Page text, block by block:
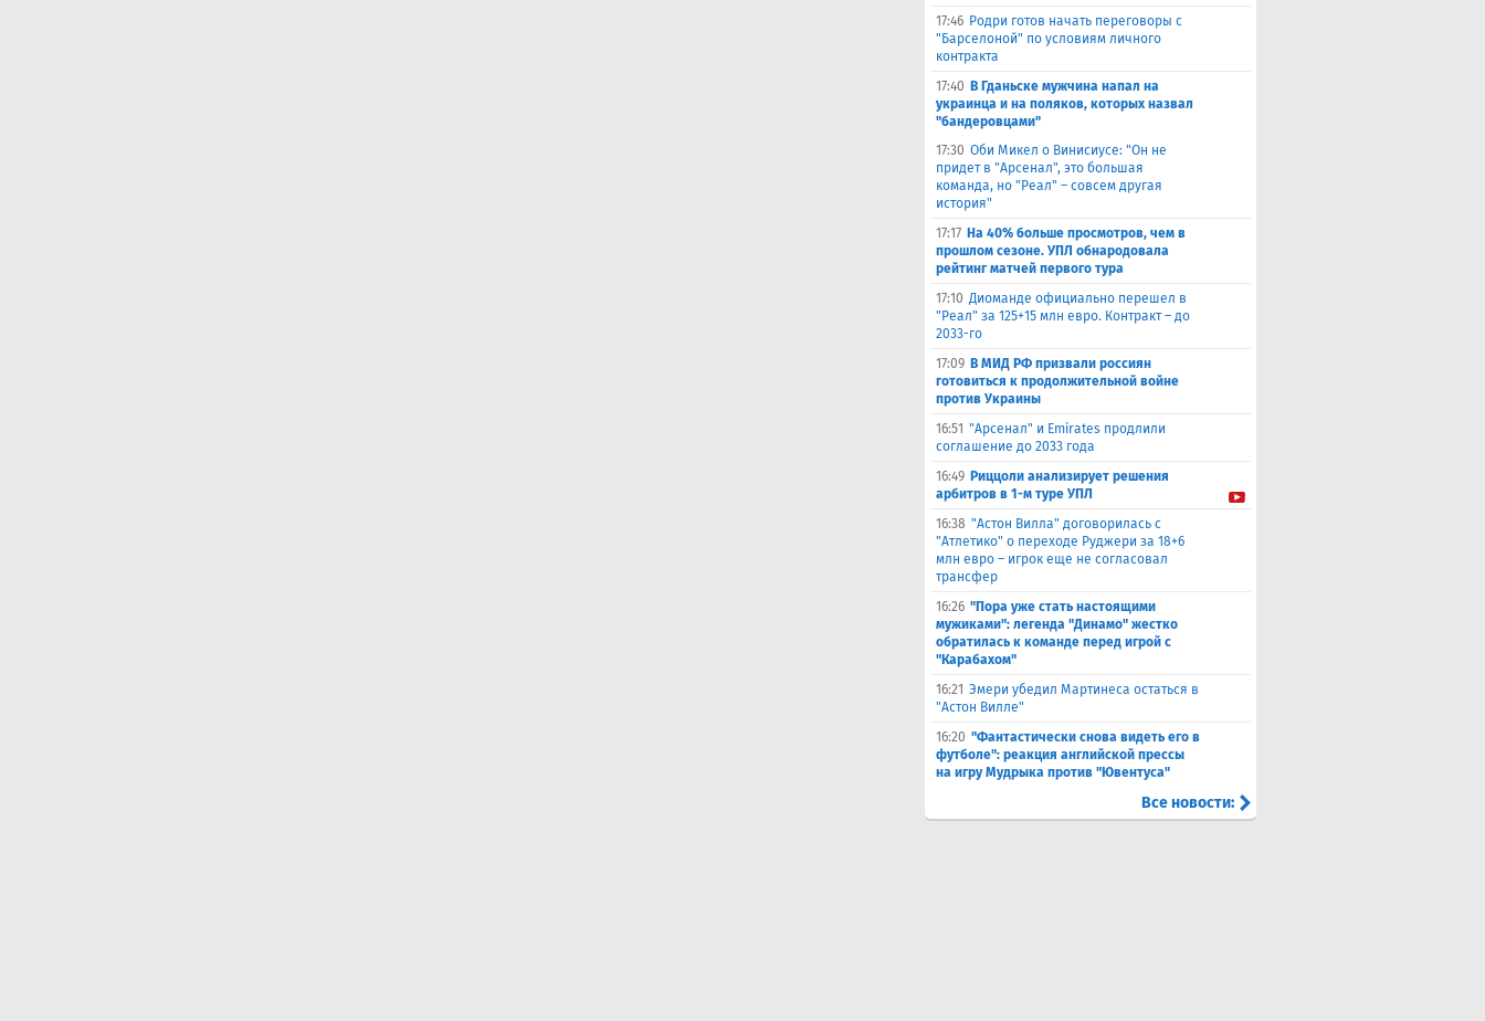
17:46 Родри готов начать переговоры с
"Барселоной" по условиям личного
контракта
17:40 В Гданьске мужчина напал на
украинца и на поляков, которых назвал
"бандеровцами"
17:30 Оби Микел о Винисиусе: "Он не
придет в "Арсенал", это большая
команда, но "Реал" – совсем другая
история"
17:17 На 40% больше просмотров, чем в
прошлом сезоне. УПЛ обнародовала
рейтинг матчей первого тура
17:10 Диоманде официально перешел в
"Реал" за 125+15 млн евро. Контракт – до
2033-го
17:09 В МИД РФ призвали россиян
готовиться к продолжительной войне
против Украины
16:51 "Арсенал" и Emirates продлили
соглашение до 2033 года
16:49 Риццоли анализирует решения
арбитров в 1-м туре УПЛ
16:38 "Астон Вилла" договорилась с
"Атлетико" о переходе Руджери за 18+6
млн евро – игрок еще не согласовал
трансфер
16:26 "Пора уже стать настоящими
мужиками": легенда "Динамо" жестко
обратилась к команде перед игрой с
"Карабахом"
16:21 Эмери убедил Мартинеса остаться в
"Астон Вилле"
16:20 "Фантастически снова видеть его в
футболе": реакция английской прессы
на игру Мудрыка против "Ювентуса"
Все новости: